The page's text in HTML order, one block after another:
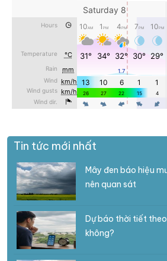
Tin tức mới nhất
Mây đen báo hiệu
nên quan sát
Dự báo thời tiết
không?